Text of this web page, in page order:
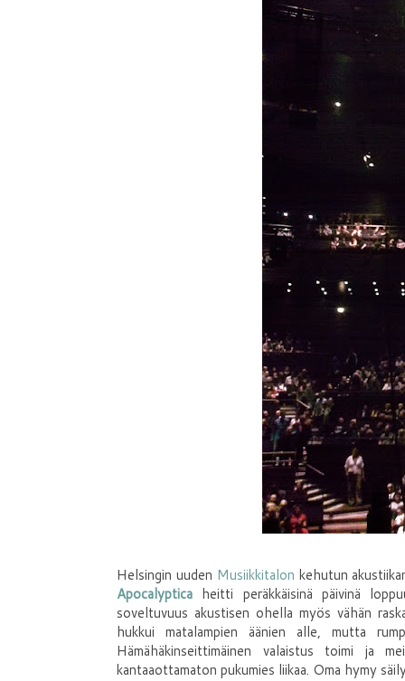
Helsingin uuden Musiikkitalon kehutun
Apocalyptica heitti peräkkäisinä päivinä
soveltuvuus akustisen ohella myös vähän
hukkui matalampien äänien alle, mutta
Hämähäkinseittimäinen valaistus toimi ja
kantaaottamaton pukumies liikaa. Oma hymy